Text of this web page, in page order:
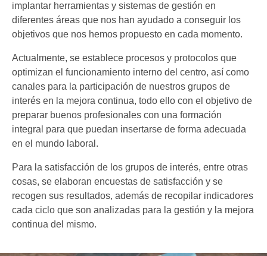
implantar herramientas y sistemas de gestión en
diferentes áreas que nos han ayudado a conseguir los
objetivos que nos hemos propuesto en cada momento.
Actualmente, se establece procesos y protocolos que
optimizan el funcionamiento interno del centro, así como
canales para la participación de nuestros grupos de
interés en la mejora continua, todo ello con el objetivo de
preparar buenos profesionales con una formación
integral para que puedan insertarse de forma adecuada
en el mundo laboral.
Para la satisfacción de los grupos de interés, entre otras
cosas, se elaboran encuestas de satisfacción y se
recogen sus resultados, además de recopilar indicadores
cada ciclo que son analizadas para la gestión y la mejora
continua del mismo.